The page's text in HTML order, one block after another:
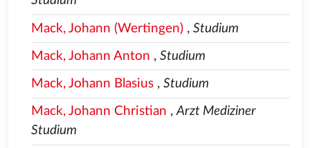
Mack, Johann (Wertingen), Studium
Mack, Johann Anton , Studium
Mack, Johann Blasius, Studium
Mack, Johann Christian ,Arzt Mediziner
Studium